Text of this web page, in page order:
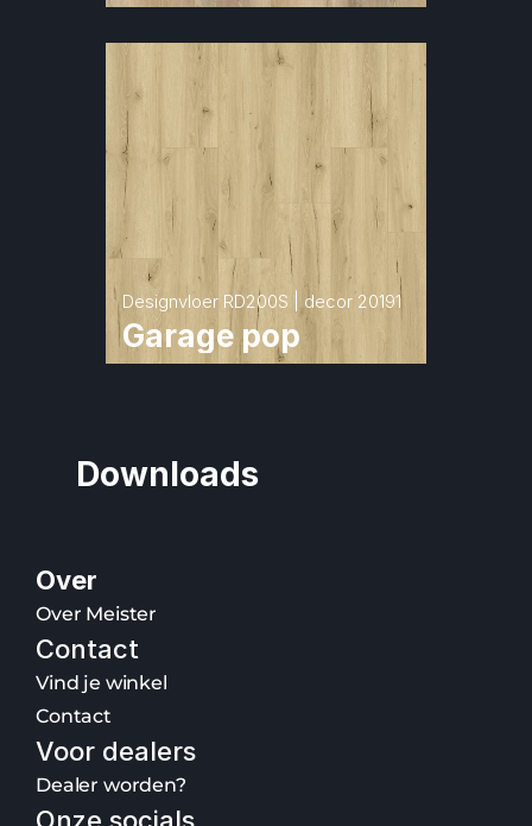
Designvloer RD200S | decor 20191
Garage pop
Downloads
Over
Over Meister
Contact
Vind je winkel
Contact
Voor dealers
Dealer worden?